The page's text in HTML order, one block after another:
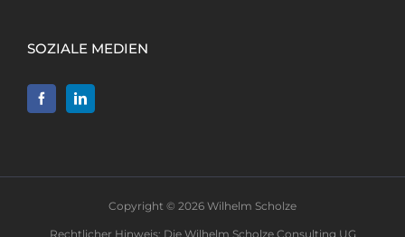
SOZIALE MEDIEN
Copyright © 2026 Wilhelm Scholze
Rechtlicher Hinweis: Die Wilhelm Scholze Consulting UG